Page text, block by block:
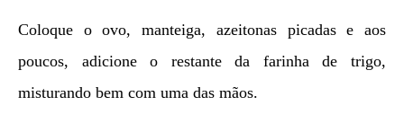
Coloque o ovo, manteiga, azeitonas picadas e aos
poucos, adicione o restante da farinha de trigo,
misturando bem com uma das mãos.